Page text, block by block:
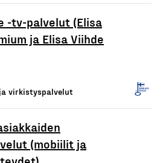
-tv-palvelut (Elisa
ja Elisa Viihde
virkistyspalvelut
(mobiilit ja